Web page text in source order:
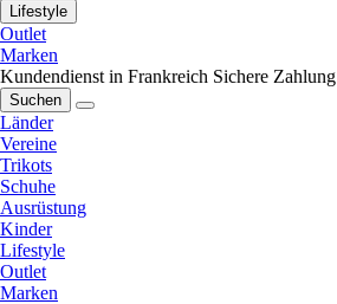
Lifestyle
Outlet
Marken
Kundendienst in Frankreich Sichere Zahlung
Suchen
Länder
Vereine
Trikots
Schuhe
Ausrüstung
Kinder
Lifestyle
Outlet
Marken